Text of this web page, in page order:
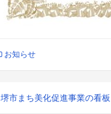
お知らせ
堺市まち美化促進事業の看板